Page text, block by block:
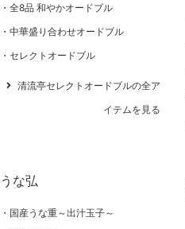
全8品 和やかオードブル
中華盛り合わせオードブル
セレクトオードブル
清流亭セレクトオードブルの全ア
イテムを見る
うな弘
国産うな重～出汁玉子～